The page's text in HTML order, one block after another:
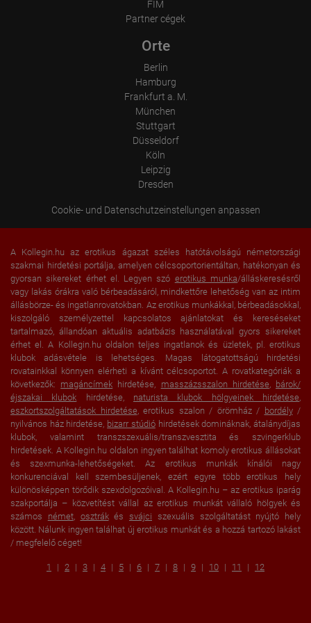
Device (PC, tablet PC or smartphone)
Resolution of the computer
Which files were downloaded?
Which videos were watched?
Were any advertising banners clicked?
portal or did he leave it completely?
How long did the visitor stay?
FIM
Partner cégek
Orte
Berlin
Hamburg
Frankfurt a. M.
München
Stuttgart
Düsseldorf
Köln
Leipzig
Dresden
Cookie- und Datenschutzeinstellungen anpassen
A Kollegin.hu az erotikus ágazat széles hatótávolságú németországi
szakmai hirdetési portálja, amelyen célcsoportorientáltan, hatékonyan és
gyorsan sikereket érhet el. Legyen szó erotikus munka/álláskeresésről
vagy lakás órákra való bérbeadásáról, mindkettőre lehetőség van az intim
állásbörze- és ingatlanrovatokban. Az erotikus munkákkal, bérbeadásokkal,
kiszolgáló személyzettel kapcsolatos ajánlatokat és kereséseket
tartalmazó, állandóan aktuális adatbázis használatával gyors sikereket
érhet el. A Kollegin.hu oldalon teljes ingatlanok és üzletek, pl. erotikus
klubok adásvétele is lehetséges. Magas látogatottságú hirdetési
rovatainkkal könnyen elérheti a kívánt célcsoportot. A rovatkategóriák a
következők: magáncímek hirdetése, masszázsszalon hirdetése, bárok/
éjszakai klubok hirdetése, naturista klubok hölgyeinek hirdetése,
eszkortszolgáltatások hirdetése, erotikus szalon / örömház / bordély/
nyilvános ház hirdetése, bizarr stúdióhirdetések domináknak, átalánydíjas
klubok, valamint transzszexuális/transzvesztita és szvingerklub
hirdetések. A Kollegin.hu oldalon ingyen találhat komoly erotikus állásokat
és szexmunka-lehetőségeket. Az erotikus munkák kínálói nagy
konkurenciával kell szembesüljenek, ezért egyre több erotikus hely
különösképpen törődik szexdolgozóival. A Kollegin.hu – az erotikus iparág
szakportálja – közvetítést vállal az erotikus munkát vállaló hölgyek és
számos német, osztrákés svájci szexuális szolgáltatást nyújtó hely
között. Nálunk ingyen találhat új erotikus munkát és a hozzá tartozó lakást
/ megfelelő céget!
1 2 3 4 5 6 7 8 9 10 11 12